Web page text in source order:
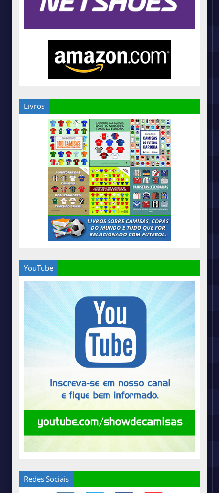
Livros
YouTube
Redes Sociais